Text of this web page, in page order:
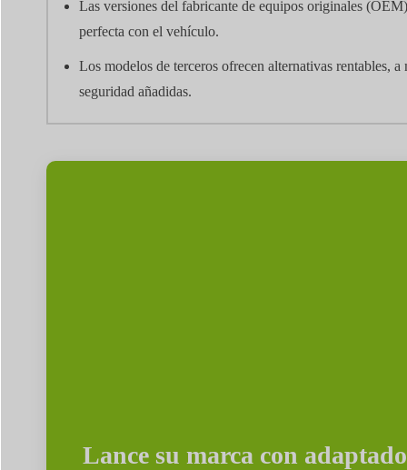
Las versiones del fabricante de equipos originales
perfecta con el vehículo.
Los modelos de terceros ofrecen alternativas rentables,
seguridad añadidas.
Lance su marca con